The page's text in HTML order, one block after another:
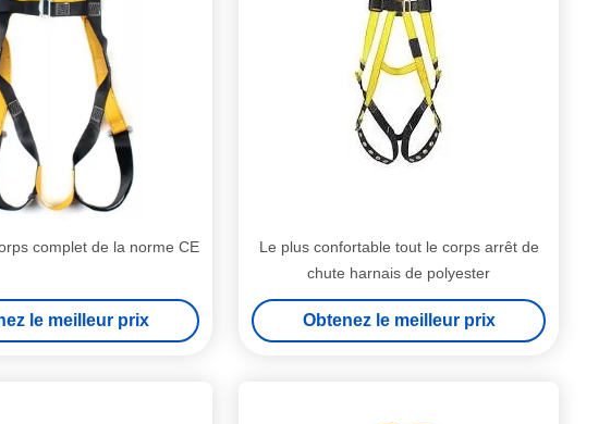
complet de la norme CE
le meilleur prix
Le plus confortable tout le corps arrêt de
chute harnais de polyester
Obtenez le meilleur prix